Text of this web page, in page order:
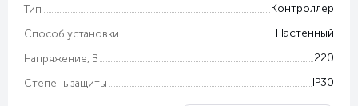
Тип Контроллер
Способ установки Настенный
Напряжение, В 220
Степень защиты IP30